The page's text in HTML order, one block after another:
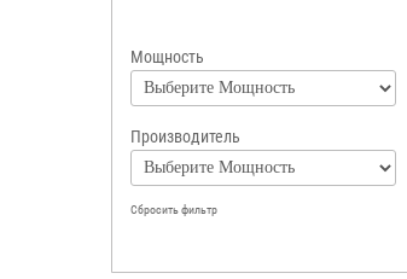
Мощность
Производитель
Сбросить фильтр